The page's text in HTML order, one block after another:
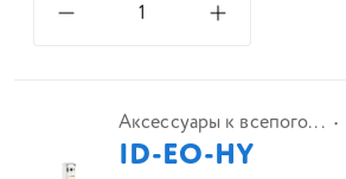
Аксессуары к всепого...
ID-EO-HY